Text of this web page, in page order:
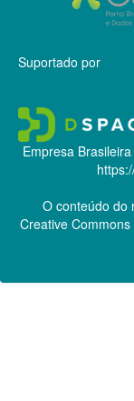
Suportado por
Empresa
O conteúdo do
Creative Commons